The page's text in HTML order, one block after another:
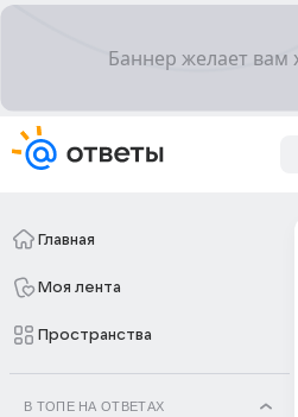
Главная
Моя лента
Пространства
В ТОПЕ НА ОТВЕТАХ